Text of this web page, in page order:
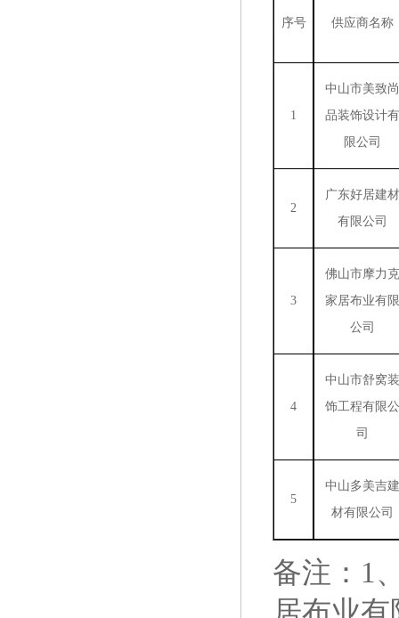
序号 供应商名称
1
中山市美致尚
品装饰设计有
限公司
2
广东好居建材
有限公司
3
佛山市摩力克
家居布业有限
公司
4
中山市舒窝装
饰工程有限公
司
5
中山多美吉建
材有限公司
备注： 1